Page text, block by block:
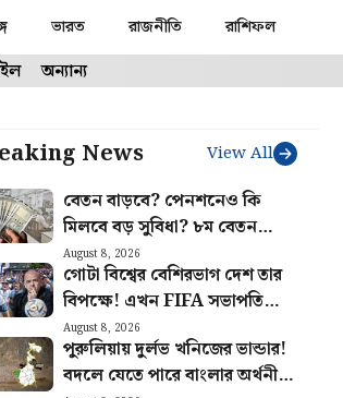
ভারত রাজনীতি রাশিফল
অন্যান্য
News View All
বেতন বাড়বে? পেনশনেও কি
মিলবে বড় সুবিধা? ৮ম বেতন
কমিশনের বৈঠক ঘিরে বাড়ছে আশা
August 8, 2026
গোটা বিশ্বের বেশিরভাগ দেশ তার
বিপক্ষে! এখন FIFA সভাপতি
ইনফান্তিনোর পাশে দাঁড়ালো মেসির
আর্জেন্টিনা
August 8, 2026
পুরুলিয়ায় দুর্লভ খনিজের ভান্ডার!
বদলে যেতে পারে বাংলার অর্থনীতি,